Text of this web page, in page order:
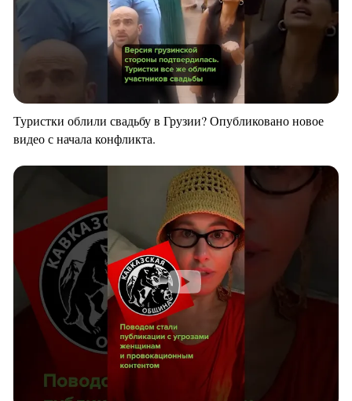
Туристки облили свадьбу в Грузии? Опубликовано новое
видео с начала конфликта.